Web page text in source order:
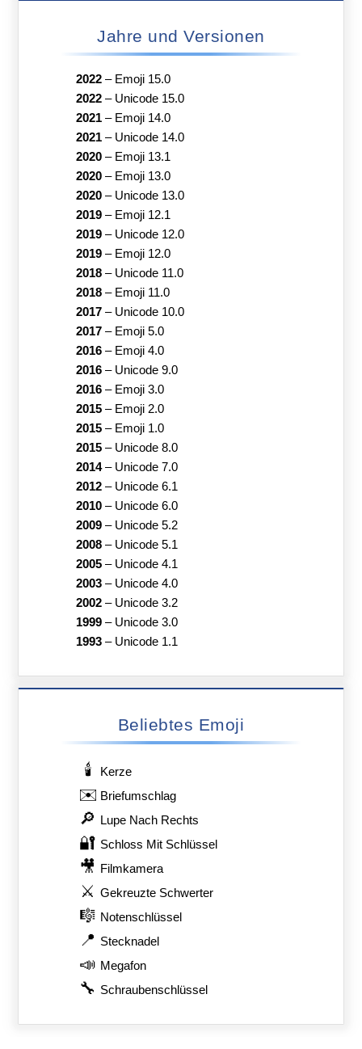
Jahre und Versionen
2022– Emoji 15.0
2022– Unicode 15.0
2021– Emoji 14.0
2021– Unicode 14.0
2020– Emoji 13.1
2020– Emoji 13.0
2020– Unicode 13.0
2019– Emoji 12.1
2019– Unicode 12.0
2019– Emoji 12.0
2018– Unicode 11.0
2018– Emoji 11.0
2017– Unicode 10.0
2017– Emoji 5.0
2016– Emoji 4.0
2016– Unicode 9.0
2016– Emoji 3.0
2015– Emoji 2.0
2015– Emoji 1.0
2015– Unicode 8.0
2014– Unicode 7.0
2012– Unicode 6.1
2010– Unicode 6.0
2009– Unicode 5.2
2008– Unicode 5.1
2005– Unicode 4.1
2003– Unicode 4.0
2002– Unicode 3.2
1999– Unicode 3.0
1993– Unicode 1.1
Beliebtes Emoji
🕯️ Kerze
✉️ Briefumschlag
🔎 Lupe Nach Rechts
🔐 Schloss Mit Schlüssel
🎥 Filmkamera
⚔️ Gekreuzte Schwerter
🎼 Notenschlüssel
📍 Stecknadel
📣 Megafon
🔧 Schraubenschlüssel